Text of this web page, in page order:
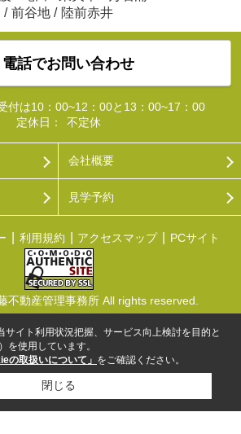
/ 前谷地 / 陸前赤井
電話でお問い合わせ
付は10：00~12：00と13：00~17：00
定休日：
不定休
会社概要
見学予約
利用規約 アクセスマップ PCサイト
不動産管理事務所 All rights reserved.
サイト利用状況把握、サービス向上検討を目的と
を使用しています。
の取扱いについて」 をご確認ください。
閉じる